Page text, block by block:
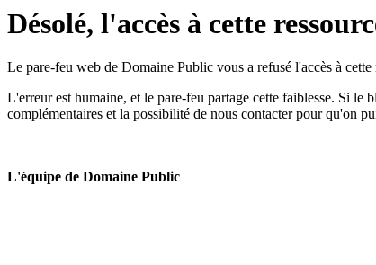
Désolé, l'accès à cette
Le pare-feu web de Domaine Public vous a refusé l'accès à
L'erreur est humaine, et le pare-feu partage cette faiblesse. Si le
complémentaires et la possibilité de nous contacter pour qu'on
L'équipe de Domaine Public